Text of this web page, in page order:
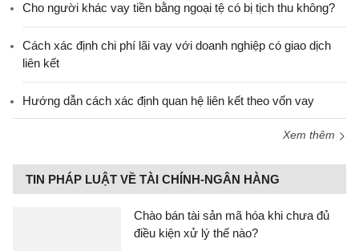
Cho người khác vay tiền bằng ngoại tệ có bị tịch thu không?
Cách xác định chi phí lãi vay với doanh nghiệp có giao dịch
liên kết
Hướng dẫn cách xác định quan hệ liên kết theo vốn vay
Xem thêm
TIN PHÁP LUẬT VỀ TÀI CHÍNH-NGÂN HÀNG
Chào bán tài sản mã hóa khi chưa đủ
điều kiện xử lý thế nào?